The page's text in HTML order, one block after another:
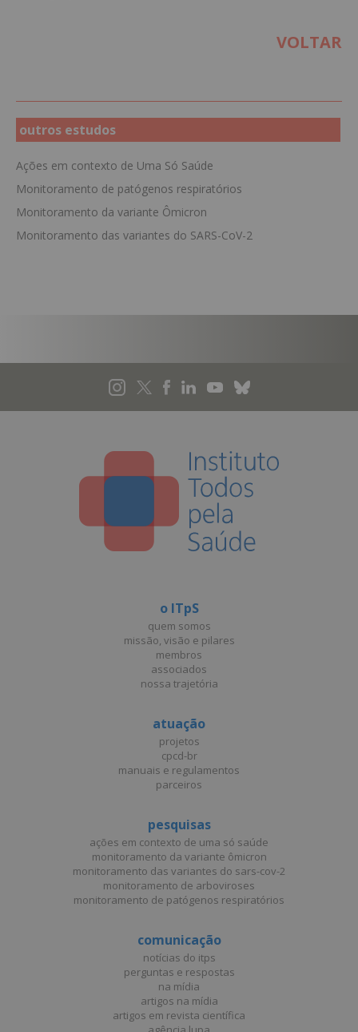
VOLTAR
outros estudos
Ações em contexto de Uma Só Saúde
Monitoramento de patógenos respiratórios
Monitoramento da variante Ômicron
Monitoramento das variantes do SARS-CoV-2
o ITpS
quem somos
missão, visão e pilares
membros
associados
nossa trajetória
atuação
projetos
cpcd-br
manuais e regulamentos
parceiros
pesquisas
ações em contexto de uma só saúde
monitoramento da variante ômicron
monitoramento das variantes do sars-cov-2
monitoramento de arboviroses
monitoramento de patógenos respiratórios
comunicação
notícias do itps
perguntas e respostas
na mídia
artigos na mídia
artigos em revista científica